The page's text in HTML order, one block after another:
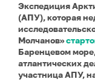
Экспедиция
(АПУ), которая
Молчанов»
Баренцевом
атлантических
участница АПУ,